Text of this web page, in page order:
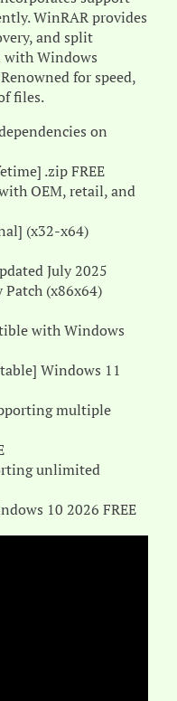
WinRAR provides
and split
with Windows
for speed,
files.
on
.zip FREE
OEM, retail, and
(x32-x64)
July 2025
Patch (x86x64)
with Windows
Windows 11
multiple
unlimited
10 2026 FREE